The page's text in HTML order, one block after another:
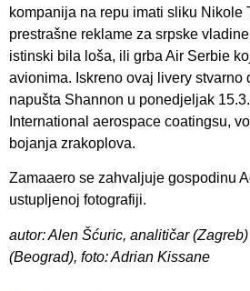
kompanija na repu imati sliku Nikole
prestrašne reklame za srpske
istinski bila loša, ili grba Air Serbie
avionima. Iskreno ovaj livery stvarno
napušta Shannon u ponedjeljak
International aerospace coatingsu,
bojanja zrakoplova.
Zamaaero se zahvaljuje gospodinu
ustupljenoj fotografiji.
autor: Alen Šćuric, analitičar
(Beograd), foto: Adrian Kissane